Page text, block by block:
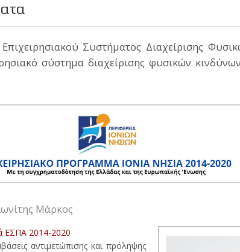
Συστήματος Διαχείρισης
σύστημα διαχείρισης φυσικών
Μάρκος
ΕΣΠΑ 2014-2020
αντιμετώπισης και πρόληψης